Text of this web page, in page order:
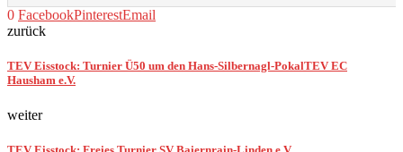
0 FacebookPinterestEmail
zurück
TEV Eisstock: Turnier Ü50 um den Hans-Silbernagl-PokalTEV EC
Hausham e.V.
weiter